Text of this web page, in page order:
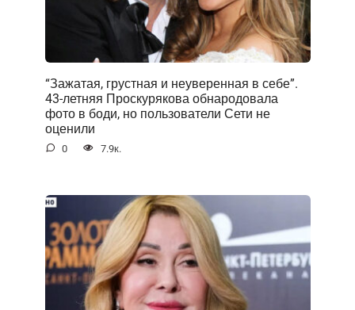
“Зажатая, грустная и неуверенная в себе”.
43-летняя Проскурякова обнародовала
фото в боди, но пользователи Сети не
оценили
0 7.9к.